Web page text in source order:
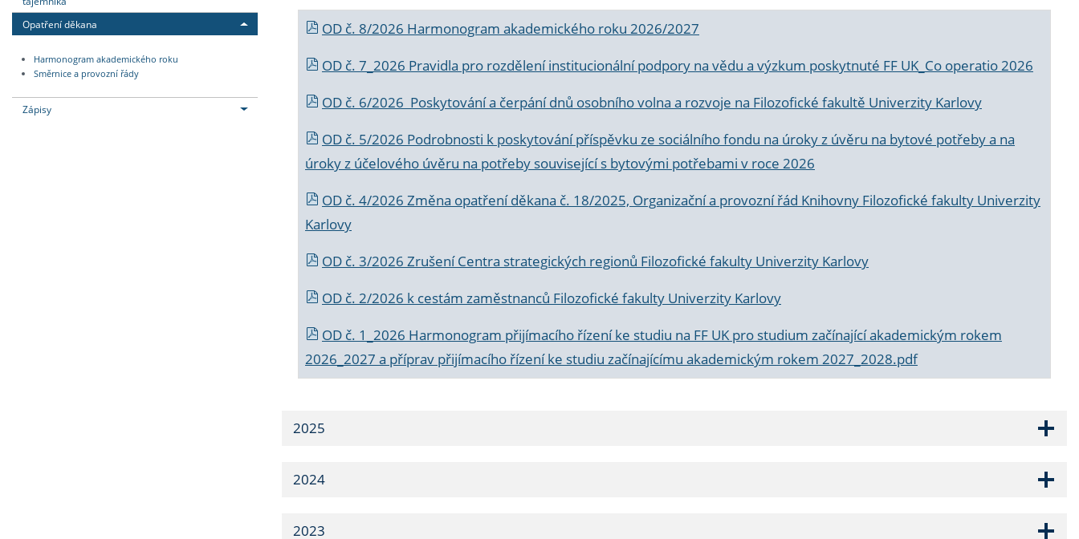
Opatření děkana
Harmonogram akademického roku
Směrnice a provozní řády
Zápisy
OD č. 8/2026 Harmonogram akademického roku 2026/2027
OD č. 7_2026 Pravidla pro rozdělení institucionální podpory na vědu a výzkum poskytnuté FF UK_Co operatio 2026
OD č. 6/2026 Poskytování a čerpání dnů osobního volna a rozvoje na Filozofické fakultě Univerzity Karlovy
OD č. 5/2026 Podrobnosti k poskytování příspěvku ze sociálního fondu na úroky z úvěru na bytové potřeby a na
úroky z účelového úvěru na potřeby související s bytovými potřebami v roce 2026
OD č. 4/2026 Změna opatření děkana č. 18/2025, Organizační a provozní řád Knihovny Filozofické fakulty Univerzity
Karlovy
OD č. 3/2026 Zrušení Centra strategických regionů Filozofické fakulty Univerzity Karlovy
OD č. 2/2026 k cestám zaměstnanců Filozofické fakulty Univerzity Karlovy
OD č. 1_2026 Harmonogram přijímacího řízení ke studiu na FF UK pro studium začínající akademickým rokem
2026_2027 a příprav přijímacího řízení ke studiu začínajícímu akademickým rokem 2027_2028.pdf
2025
2024
2023